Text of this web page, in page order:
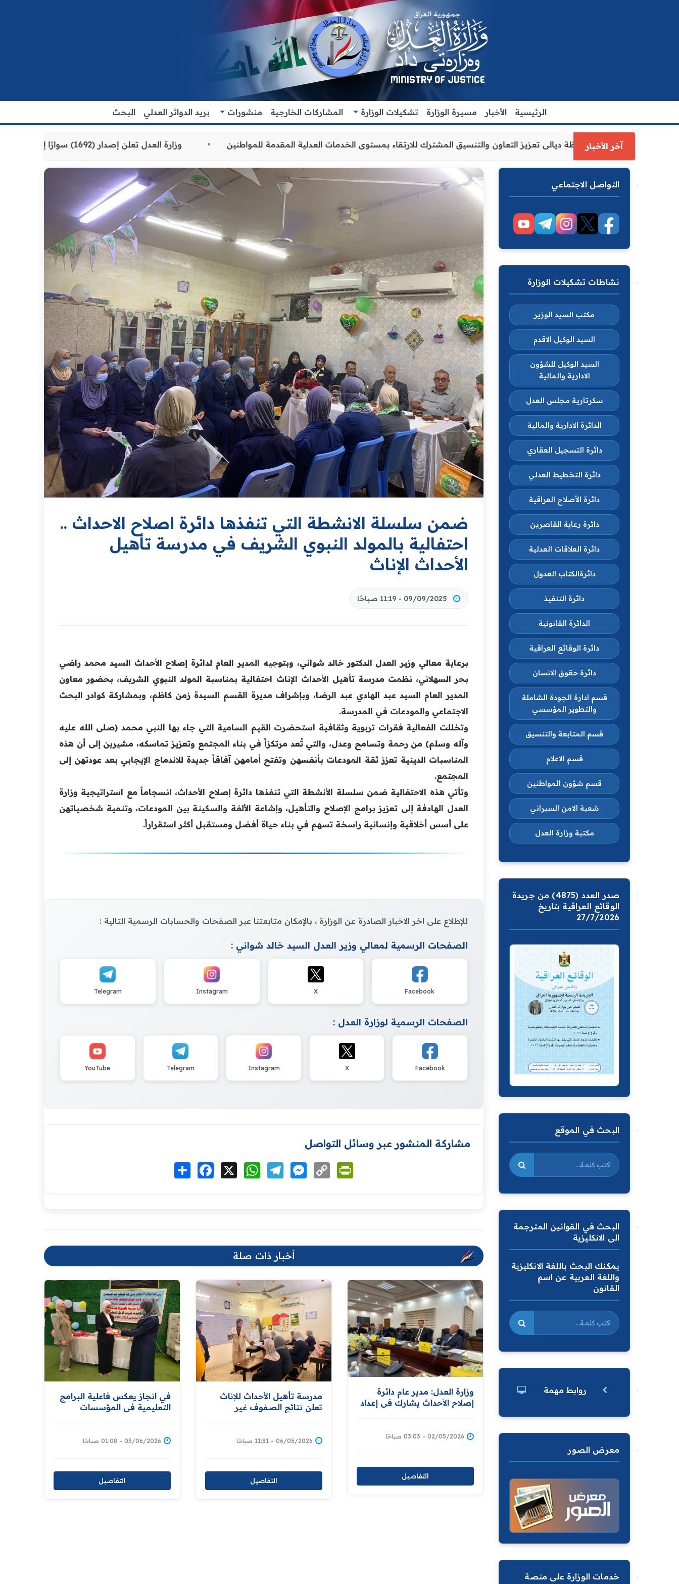
الرئيسية الأخبار مسيرة الوزارة تشكيلات الوزارة المشاركات الخارجية منشورات بريد الدوائر العدلي البحث
آخر الأخبار
العدل الاقدم يبحث مع رئيس مجلس محافظة ديالى تعزيز التعاون والتنسيق المشترك للارتقاء بمستوى الخدمات العدلية المقدمة للمواطنين وزارة العدل تعلن إصدار (1692) سوارًا إلكترونيًا لنزلاء سجن الناصرية المركزي لتنظيم التعاملات المالية داخل المؤسسات الإصلاحية
ضمن سلسلة الانشطة التي تنفذها دائرة اصلاح الاحداث ..
احتفالية بالمولد النبوي الشريف في مدرسة تأهيل
الأحداث الإناث
09/09/2025 - 11:19 صباحًا
برعاية معالي وزير العدل الدكتور خالد شواني، وبتوجيه المدير العام لدائرة إصلاح الأحداث السيد محمد راضي
بحر السهلاني، نظمت مدرسة تأهيل الأحداث الإناث احتفالية بمناسبة المولد النبوي الشريف، بحضور معاون
المدير العام السيد عبد الهادي عبد الرضا، وبإشراف مديرة القسم السيدة زمن كاظم، وبمشاركة كوادر البحث
الاجتماعي والمودعات في المدرسة.
وتخللت الفعالية فقرات تربوية وثقافية استحضرت القيم السامية التي جاء بها النبي محمد (صلى الله عليه
وآله وسلم) من رحمة وتسامح وعدل، والتي تُعد مرتكزاً في بناء المجتمع وتعزيز تماسكه، مشيرين إلى أن هذه
المناسبات الدينية تعزز ثقة المودعات بأنفسهن وتفتح أمامهن آفاقاً جديدة للاندماج الإيجابي بعد عودتهن إلى
المجتمع.
وتأتي هذه الاحتفالية ضمن سلسلة الأنشطة التي تنفذها دائرة إصلاح الأحداث، انسجاماً مع استراتيجية وزارة
العدل الهادفة إلى تعزيز برامج الإصلاح والتأهيل، وإشاعة الألفة والسكينة بين المودعات، وتنمية شخصياتهن
على أسس أخلاقية وإنسانية راسخة تسهم في بناء حياة أفضل ومستقبل أكثر استقراراً.
للإطلاع على اخر الاخبار الصادرة عن الوزارة ، بالإمكان متابعتنا عبر الصفحات والحسابات الرسمية التالية :
الصفحات الرسمية لمعالي وزير العدل السيد خالد شواني :
Facebook
X
Instagram
Telegram
الصفحات الرسمية لوزارة العدل :
Facebook
X
Instagram
Telegram
YouTube
مشاركة المنشور عبر وسائل التواصل
انشر Facebook WhatsAppTelegramMessenger
Copy
Link
أخبار ذات صلة
في انجاز يعكس فاعلية البرامج
التعليمية في المؤسسات
الدارسات في مدرسة الأمل
03/06/2026 - 01:08 صباحًا
التفاصيل
مدرسة تأهيل الأحداث للإناث
تعلن نتائج الصفوف غير
06/05/2026 - 11:31 صباحًا
التفاصيل
وزارة العدل: مدير عام دائرة
إصلاح الأحداث يشارك في إعداد
شاملة تكفل حمايته
02/05/2026 - 03:03 صباحًا
التفاصيل
التواصل الاجتماعي
نشاطات تشكيلات الوزارة
مكتب السيد الوزير
السيد الوكيل الاقدم
السيد الوكيل للشؤون
الادارية والمالية
سكرتارية مجلس العدل
الدائرة الادارية والمالية
دائرة التسجيل العقاري
دائرة التخطيط العدلي
دائرة الأصلاح العراقية
دائرة رعاية القاصرين
دائرة العلاقات العدلية
دائرةالكتاب العدول
دائرة التنفيذ
الدائرة القانونية
دائرة الوقائع العراقية
دائرة حقوق الانسان
قسم ادارة الجودة الشاملة
والتطوير المؤسسي
قسم المتابعة والتنسيق
قسم الاعلام
قسم شؤون المواطنين
شعبة الامن السبراني
مكتبة وزارة العدل
صدر العدد (4875) من جريدة
الوقائع العراقية بتاريخ
27/7/2026
البحث في الموقع
البحث في القوانين المترجمة
الى الانكليزية
يمكنك البحث باللغة الانكليزية
واللغة العربية عن اسم
القانون
روابط مهمة
معرض الصور
خدمات الوزارة على منصة